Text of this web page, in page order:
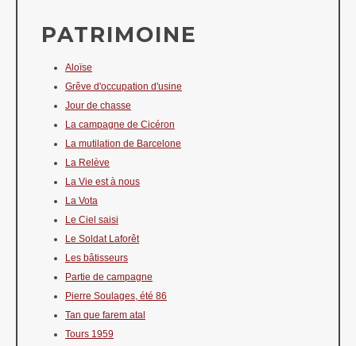
PATRIMOINE
Aloïse
Grêve d'occupation d'usine
Jour de chasse
La campagne de Cicéron
La mutilation de Barcelone
La Relève
La Vie est à nous
La Vota
Le Ciel saisi
Le Soldat Laforêt
Les bâtisseurs
Partie de campagne
Pierre Soulages, été 86
Tan que farem atal
Tours 1959